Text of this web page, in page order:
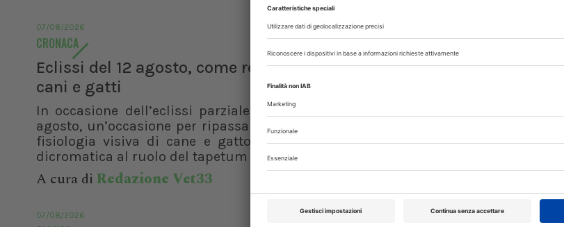
07/08/2026
CRONACA
Eclissi del 12 agosto, come reagiscono
cani e gatti
In occasione dell’eclissi parziale di sole del 12
agosto, un’occasione per ripassare le basi della
fisiologia visiva di cane e gatto. Dalla visione
dicromatica al ruolo del tapetum lucidum, fino...
A cura di Redazione Vet33
07/08/2026
CLINICA
Emergenze
per una visita
07/08/2026